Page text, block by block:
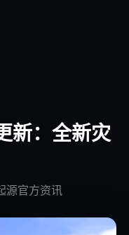
新：全新灾
源官方资讯